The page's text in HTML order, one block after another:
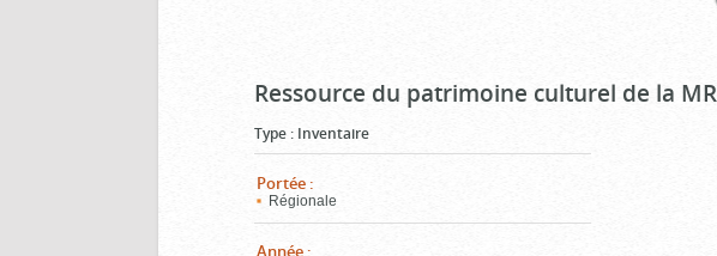
Ressource du patrimoine culturel de la
Type : Inventaire
Portée :
Régionale